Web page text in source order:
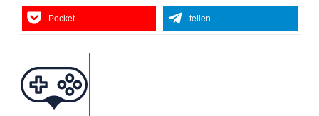
Pocket teilen